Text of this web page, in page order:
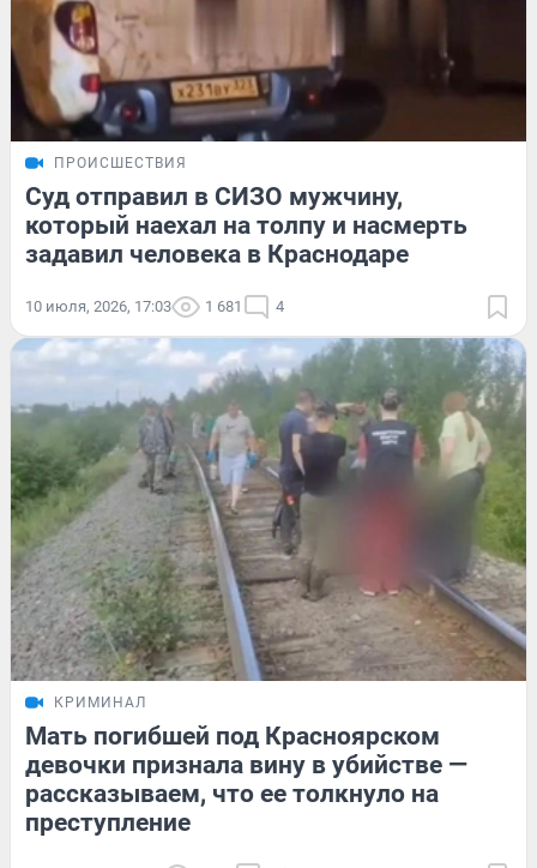
ПРОИСШЕСТВИЯ
Суд отправил в СИЗО мужчину,
который наехал на толпу и насмерть
задавил человека в Краснодаре
10 июля, 2026, 17:03 1 681 4
КРИМИНАЛ
Мать погибшей под Красноярском
девочки признала вину в убийстве —
рассказываем, что ее толкнуло на
преступление